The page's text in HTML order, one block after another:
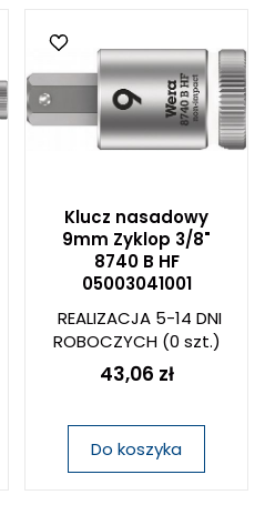
Klucz nasadowy
9mm Zyklop 3/8"
8740 B HF
05003041001
REALIZACJA 5-14 DNI
ROBOCZYCH(0 szt.)
43,06 zł
Do koszyka